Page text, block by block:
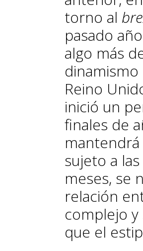
torno al
pasado
algo más
dinamismo
Reino
inició un
finales de
sujeto a
meses, se
relación
complejo
que el